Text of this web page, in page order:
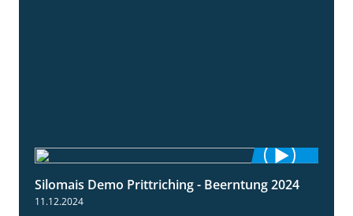
12:28
Silomais Demo Prittriching - Beerntung 2024
11.12.2024